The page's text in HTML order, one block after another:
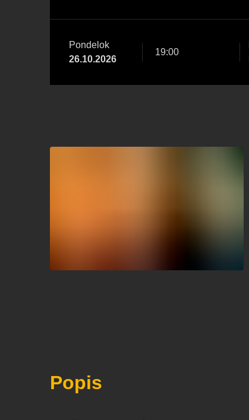
Pondelok
26.10.2026
19:00
Popis